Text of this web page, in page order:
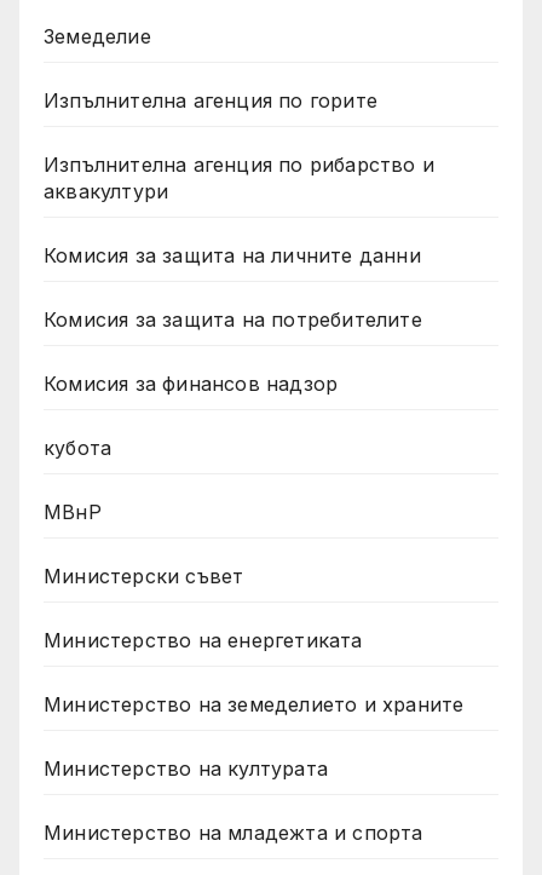
Земеделие
Изпълнителна агенция по горите
Изпълнителна агенция по рибарство и
аквакултури
Комисия за защита на личните данни
Комисия за защита на потребителите
Комисия за финансов надзор
кубота
МВнР
Министерски съвет
Министерство на енергетиката
Министерство на земеделието и храните
Министерство на културата
Министерство на младежта и спорта